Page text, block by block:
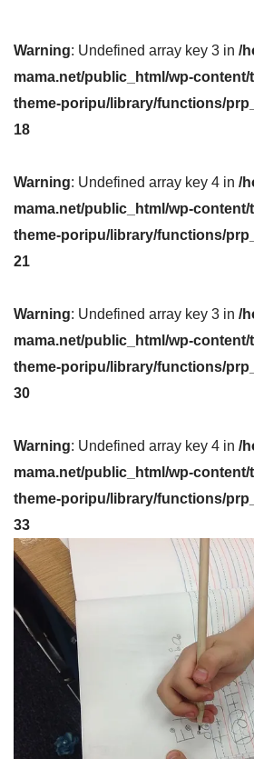
Warning: Undefined array key 3 in /
mama.net/public_html/wp-
theme-poripu/library/functions/
18
Warning: Undefined array key 4 in /
mama.net/public_html/wp-
theme-poripu/library/functions/
21
Warning: Undefined array key 3 in /
mama.net/public_html/wp-
theme-poripu/library/functions/
30
Warning: Undefined array key 4 in /
mama.net/public_html/wp-
theme-poripu/library/functions/
33